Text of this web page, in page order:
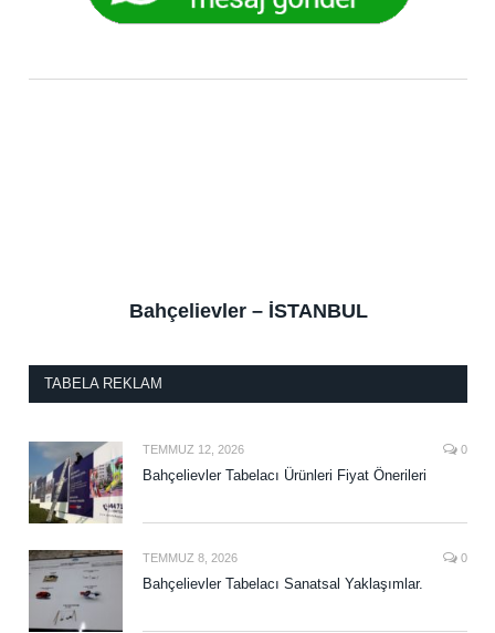
Bahçelievler – İSTANBUL
TABELA REKLAM
TEMMUZ 12, 2026 0
Bahçelievler Tabelacı Ürünleri Fiyat Önerileri
TEMMUZ 8, 2026 0
Bahçelievler Tabelacı Sanatsal Yaklaşımlar.